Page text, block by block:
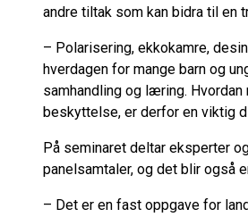
andre tiltak som kan bidra til en
– Polarisering, ekkokamre,
hverdagen for mange barn og
samhandling og læring.
beskyttelse, er derfor en viktig
På seminaret deltar eksperter
panelsamtaler, og det blir også
– Det er en fast oppgave for